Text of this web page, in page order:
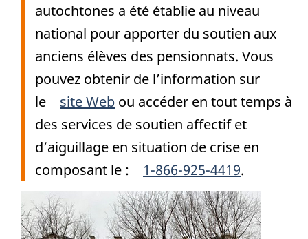
autochtones a été établie au niveau
national pour apporter du soutien aux
anciens élèves des pensionnats. Vous
pouvez obtenir de l’information sur
le
site Web ou accéder en tout temps à
des services de soutien affectif et
d’aiguillage en situation de crise en
composant le :
1-866-925-4419.